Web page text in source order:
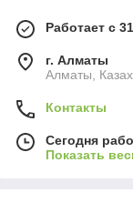
Работает с
г. Алматы
Алматы,
Контакты
Сегодня
Показать